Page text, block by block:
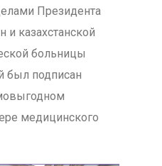
Президента
и казахстанской
больницы
был подписан
медицинского